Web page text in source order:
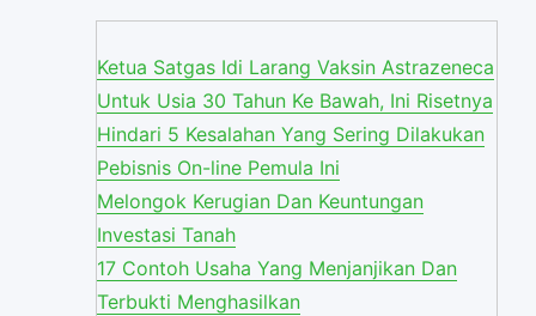
Ketua Satgas Idi Larang Vaksin Astrazeneca
Untuk Usia 30 Tahun Ke Bawah, Ini Risetnya
Hindari 5 Kesalahan Yang Sering Dilakukan
Pebisnis On-line Pemula Ini
Melongok Kerugian Dan Keuntungan
Investasi Tanah
17 Contoh Usaha Yang Menjanjikan Dan
Terbukti Menghasilkan